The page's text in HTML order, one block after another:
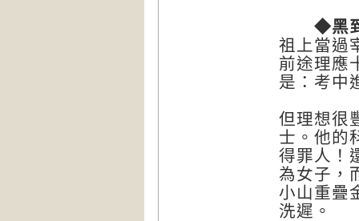
◆黑到
祖上當過
前途理應
是：考中
但理想很
士。他的
得罪人！
為女子，
小山重疊
洗遲。